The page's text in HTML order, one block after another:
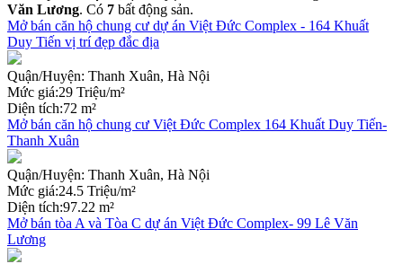
Văn Lương. Có 7 bất động sản.
Mở bán căn hộ chung cư dự án Việt Đức Complex - 164 Khuất
Duy Tiến vị trí đẹp đắc địa
Quận/Huyện: Thanh Xuân, Hà Nội
Mức giá:29 Triệu/m²
Diện tích:72 m²
Mở bán căn hộ chung cư Việt Đức Complex 164 Khuất Duy Tiến-
Thanh Xuân
Quận/Huyện: Thanh Xuân, Hà Nội
Mức giá:24.5 Triệu/m²
Diện tích:97.22 m²
Mở bán tòa A và Tòa C dự án Việt Đức Complex- 99 Lê Văn
Lương